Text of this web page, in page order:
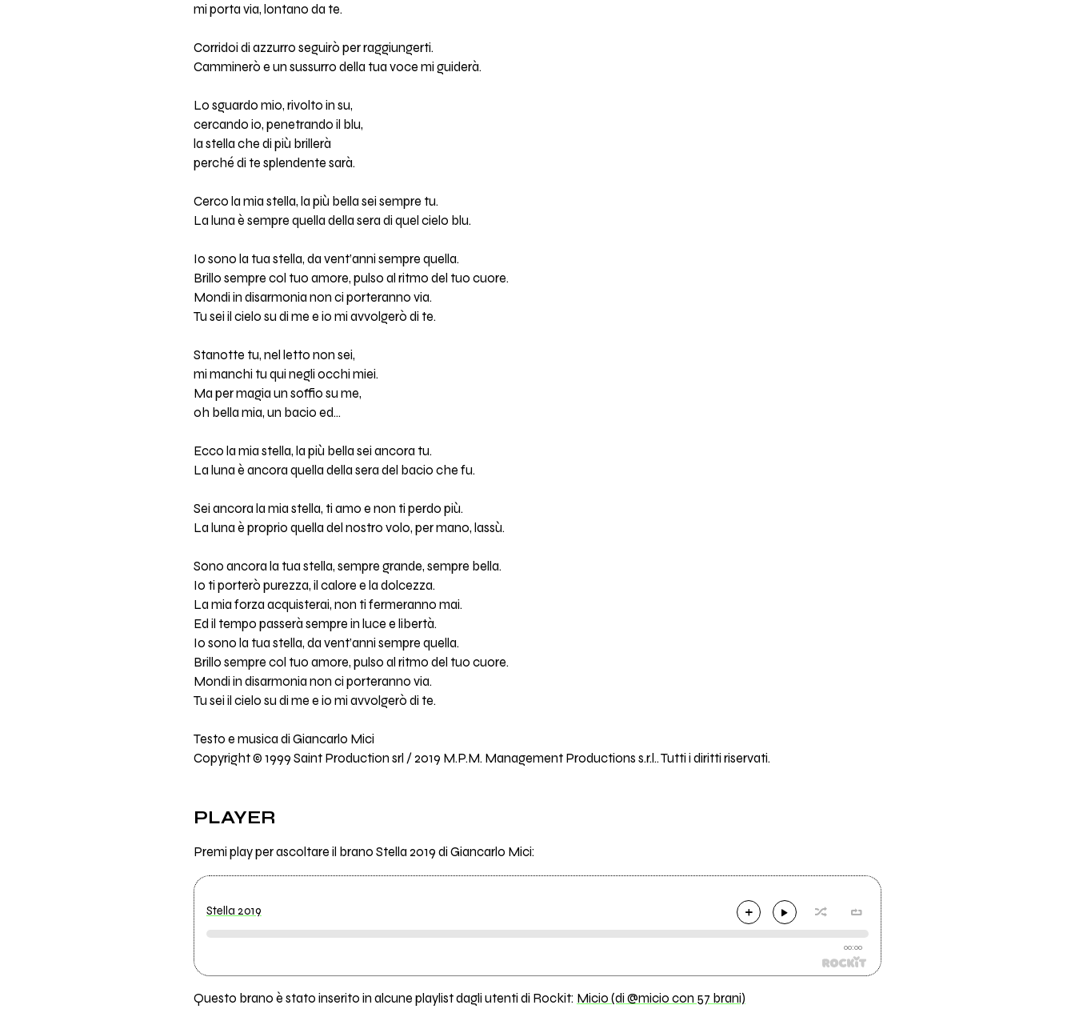
mi porta via, lontano da te.
Corridoi di azzurro seguirò per raggiungerti.
Camminerò e un sussurro della tua voce mi guiderà.
Lo sguardo mio, rivolto in su,
cercando io, penetrando il blu,
la stella che di più brillerà
perché di te splendente sarà.
Cerco la mia stella, la più bella sei sempre tu.
La luna è sempre quella della sera di quel cielo blu.
Io sono la tua stella, da vent’anni sempre quella.
Brillo sempre col tuo amore, pulso al ritmo del tuo cuore.
Mondi in disarmonia non ci porteranno via.
Tu sei il cielo su di me e io mi avvolgerò di te.
Stanotte tu, nel letto non sei,
mi manchi tu qui negli occhi miei.
Ma per magia un soffio su me,
oh bella mia, un bacio ed...
Ecco la mia stella, la più bella sei ancora tu.
La luna è ancora quella della sera del bacio che fu.
Sei ancora la mia stella, ti amo e non ti perdo più.
La luna è proprio quella del nostro volo, per mano, lassù.
Sono ancora la tua stella, sempre grande, sempre bella.
Io ti porterò purezza, il calore e la dolcezza.
La mia forza acquisterai, non ti fermeranno mai.
Ed il tempo passerà sempre in luce e libertà.
Io sono la tua stella, da vent’anni sempre quella.
Brillo sempre col tuo amore, pulso al ritmo del tuo cuore.
Mondi in disarmonia non ci porteranno via.
Tu sei il cielo su di me e io mi avvolgerò di te.
Testo e musica di Giancarlo Mici
Copyright © 1999 Saint Production srl / 2019 M.P.M. Management Productions s.r.l.. Tutti i diritti riservati.
PLAYER
Premi play per ascoltare il brano Stella 2019 di Giancarlo Mici:
Stella 2019
00:00
Questo brano è stato inserito in alcune playlist dagli utenti di Rockit: Micio (di @micio con 57 brani)